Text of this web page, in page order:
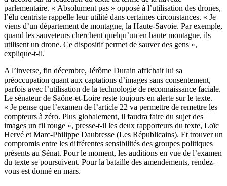
parlementaire. « Absolument pas » opposé à l’utilisation des drones,
l’élu centriste rappelle leur utilité dans certaines circonstances. « Je
viens d’un département de montagne, la Haute-Savoie. Par exemple,
quand les sauveteurs cherchent quelqu’un en haute montagne, ils
utilisent un drone. Ce dispositif permet de sauver des gens »,
explique-t-il.
A l’inverse, fin décembre, Jérôme Durain affichait lui sa
préoccupation quant aux captations d’images sans consentement,
parfois avec l’utilisation de la technologie de reconnaissance faciale.
Le sénateur de Saône-et-Loire reste toujours en alerte sur le texte.
« Je pense que l’examen de l’article 22 va permettre de remettre les
compteurs à zéro. Plus globalement, il faudra faire du sujet des
images un fil rouge », presse-t-il les deux rapporteurs du texte, Loïc
Hervé et Marc-Philippe Daubresse (Les Républicains). Et trouver un
compromis entre les différentes sensibilités des groupes politiques
présents au Sénat. Pour le moment, les auditions en vue de l’examen
du texte se poursuivent. Pour la bataille des amendements, rendez-
vous est donné en mars.